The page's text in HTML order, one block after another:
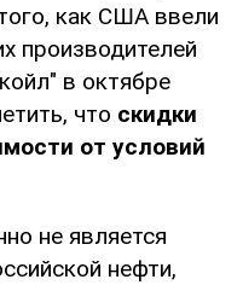
как США ввели
производителей
в октябре
что скидки
от условий
не является
нефти,